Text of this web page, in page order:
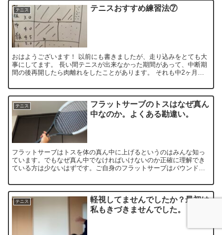
テニス テニスおすすめ練習法⑦
おはようございます！ 以前にも書きましたが、走り込みをとても大
事にしてます。 長い間テニスが出来なかった期間があって、中断期
間の後再開したら肉離れをしたことがあります。 それも中2ヶ月空
テニス
フラットサーブのトスはなぜ真ん
中なのか。よくある勘違い。
フラットサーブはトスを体の真ん中に上げるというのはみんな知っ
ています。でもなぜ真ん中でなければいけないのか正確に理解でき
ている方は少ないはずです。ご自身のフラットサーブはバウンドし
ません。
テニス
軽視してませんでしたか？最初は
私もきづきませんでした。